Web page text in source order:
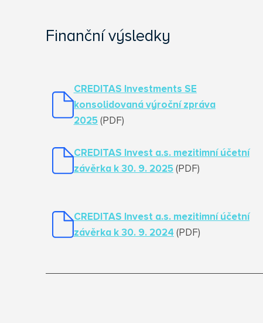
Finanční výsledky
CREDITAS Investments SE
konsolidovaná výroční zpráva
2025(PDF)
CREDITAS Invest a.s. mezitimní účetní
závěrka k 30. 9. 2025(PDF)
CREDITAS Invest a.s. mezitimní účetní
závěrka k 30. 9. 2024 (PDF)